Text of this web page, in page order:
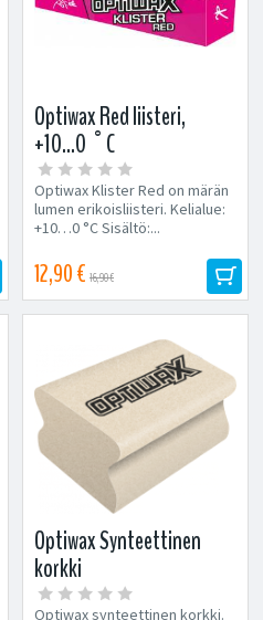
Optiwax Red liisteri,
+10...0 °C
Optiwax Klister Red on märän
lumen erikoisliisteri. Kelialue:
+10…0 °C Sisältö:...
12,90 € 16,90 €
Optiwax Synteettinen
korkki
Optiwax synteettinen korkki.